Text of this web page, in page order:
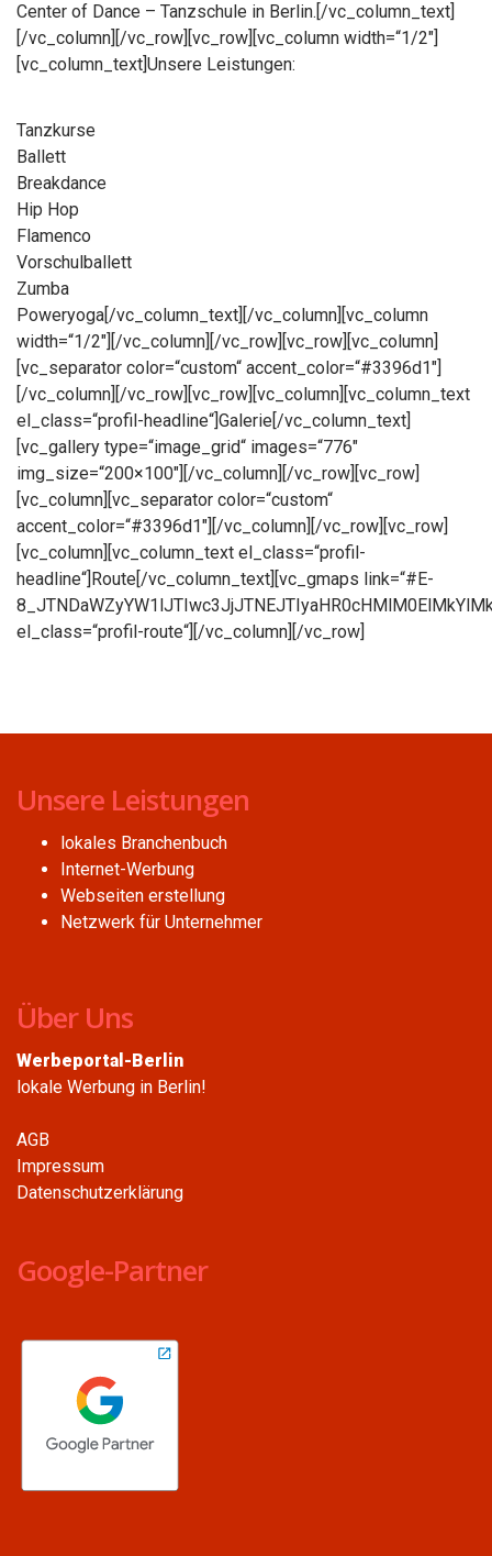
Center of Dance – Tanzschule in Berlin.[/vc_column_text]
[/vc_column][/vc_row][vc_row][vc_column width=“1/2″]
[vc_column_text]Unsere Leistungen:
Tanzkurse
Ballett
Breakdance
Hip Hop
Flamenco
Vorschulballett
Zumba
Poweryoga[/vc_column_text][/vc_column][vc_column
width=“1/2″][/vc_column][/vc_row][vc_row][vc_column]
[vc_separator color=“custom“ accent_color=“#3396d1″]
[/vc_column][/vc_row][vc_row][vc_column][vc_column_text
el_class=“profil-headline“]Galerie[/vc_column_text]
[vc_gallery type=“image_grid“ images=“776″
img_size=“200×100″][/vc_column][/vc_row][vc_row]
[vc_column][vc_separator color=“custom“
accent_color=“#3396d1″][/vc_column][/vc_row][vc_row]
[vc_column][vc_column_text el_class=“profil-
headline“]Route[/vc_column_text][vc_gmaps link=“#E-
el_class=“profil-route“][/vc_column][/vc_row]
Unsere Leistungen
lokales Branchenbuch
Internet-Werbung
Webseiten erstellung
Netzwerk für Unternehmer
Über Uns
Werbeportal-Berlin
lokale Werbung in Berlin!
AGB
Impressum
Datenschutzerklärung
Google-Partner